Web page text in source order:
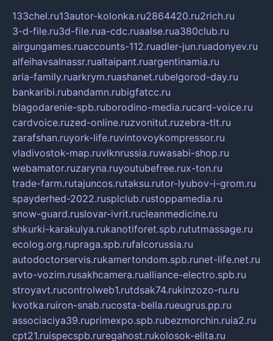
133chel.ru13autor-kolonka.ru2864420.ru2rich.ru
3-d-file.ru3d-file.rua-cdc.ruaalse.rua380club.ru
airgungames.ruaccounts-112.ruadler-jun.ruadonyev.ru
alfeihavsalnassr.rualtaipant.ruargentinamia.ru
aria-family.ruarkrym.ruashanet.rubelgorod-day.ru
bankaribi.rubandamn.rubigfatcc.ru
blagodarenie-spb.ruborodino-media.rucard-voice.ru
cardvoice.ruzed-online.ruzvonitut.ruzebra-tlt.ru
zarafshan.ruyork-life.ruvintovoykompressor.ru
vladivostok-map.ruvlknrussia.ruwasabi-shop.ru
webamator.ruzaryna.ruyoutubefree.rux-ton.ru
trade-farm.rutajuncos.rutaksu.rutor-lyubov-i-grom.ru
spayderhed-2022.rusplclub.rustoppamedia.ru
snow-guard.ruslovar-ivrit.rucleanmedicine.ru
shkurki-karakulya.rukanotiforet.spb.rututmassage.ru
ecolog.org.rupraga.spb.rufalcorussia.ru
autodoctorservis.rukamertondom.spb.runet-life.net.ru
avto-vozim.rusakhcamera.rualliance-electro.spb.ru
stroyavt.rucontrolweb1.rutdsak74.rukinzozo-ru.ru
kvotka.ruiron-snab.rucosta-bella.rueugrus.pp.ru
associaciya39.ruprimexpo.spb.rubezmorchin.ruia2.ru
cpt21.ruispecspb.ruregahost.rukolosok-elita.ru